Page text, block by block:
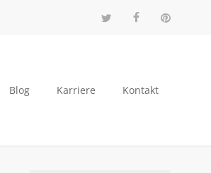
Blog Karriere Kontakt